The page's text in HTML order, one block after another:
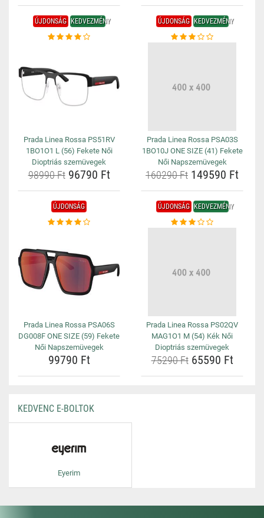
ÚJDONSÁG KEDVEZMÉNY
Prada Linea Rossa PS51RV
1BO1O1 L (56) Fekete Női
Dioptriás szemüvegek
98990 Ft96790 Ft
ÚJDONSÁG KEDVEZMÉNY
Prada Linea Rossa PSA03S
1BO10J ONE SIZE (41) Fekete
Női Napszemüvegek
160290 Ft 149590 Ft
ÚJDONSÁG
Prada Linea Rossa PSA06S
DG008F ONE SIZE (59) Fekete
Női Napszemüvegek
99790 Ft
ÚJDONSÁG KEDVEZMÉNY
Prada Linea Rossa PS02QV
MAG1O1 M (54) Kék Női
Dioptriás szemüvegek
75290 Ft65590 Ft
KEDVENC E-BOLTOK
Eyerim